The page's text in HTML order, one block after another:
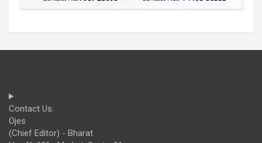
Contact Us:
Ojes
(Chief Editor) - Bharat